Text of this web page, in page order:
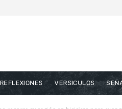
REFLEXIONES VERSICULOS